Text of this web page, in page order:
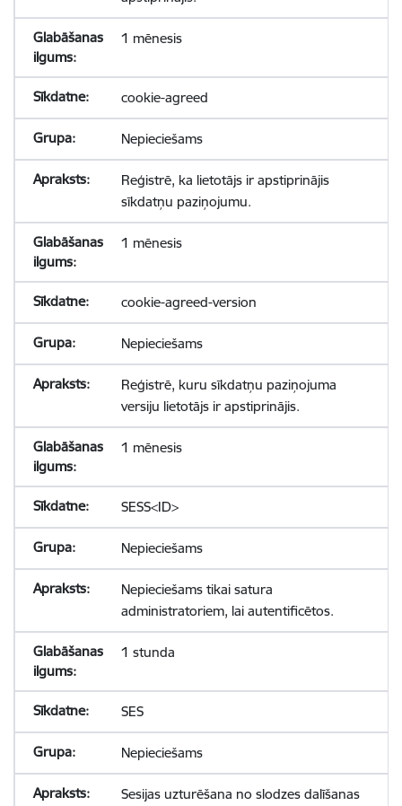
1 mēnesis
cookie-agreed
Nepieciešams
Reģistrē, ka lietotājs ir apstiprinājis
sīkdatņu paziņojumu.
1 mēnesis
cookie-agreed-version
Nepieciešams
Reģistrē, kuru sīkdatņu paziņojuma
versiju lietotājs ir apstiprinājis.
1 mēnesis
SESS<ID>
Nepieciešams
Nepieciešams tikai satura
administratoriem, lai autentificētos.
1 stunda
SES
Nepieciešams
Sesijas uzturēšana no slodzes dalīšanas